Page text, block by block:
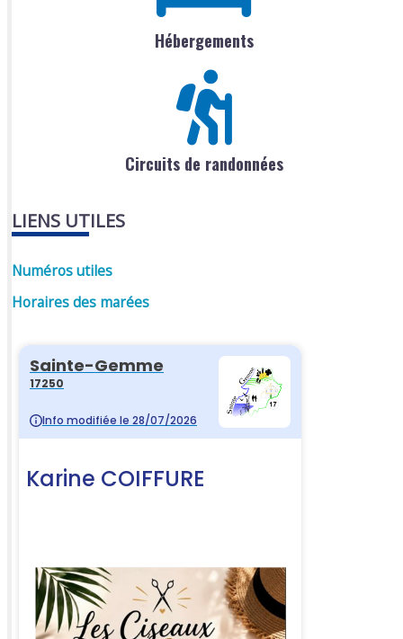
Hébergements
Circuits de randonnées
LIENS UTILES
Numéros utiles
Horaires des marées